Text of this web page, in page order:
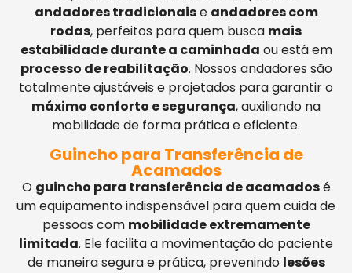
andadores tradicionaise andadores com
rodas, perfeitos para quem busca mais
estabilidade durante a caminhada ou está em
processo de reabilitação. Nossos andadores são
totalmente ajustáveis e projetados para garantir o
máximo conforto e segurança, auxiliando na
mobilidade de forma prática e eficiente.
Guincho para Transferência de
Acamados
O guincho para transferência de acamadosé
um equipamento indispensável para quem cuida de
pessoas com mobilidade extremamente
limitada. Ele facilita a movimentação do paciente
de maneira segura e prática, prevenindo lesões